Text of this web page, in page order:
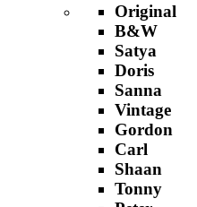
Original
B&W
Satya
Doris
Sanna
Vintage
Gordon
Carl
Shaan
Tonny